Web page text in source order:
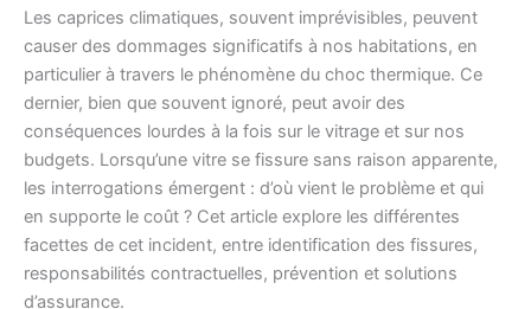
Les caprices climatiques, souvent imprévisibles, peuvent
causer des dommages significatifs à nos habitations, en
particulier à travers le phénomène du choc thermique. Ce
dernier, bien que souvent ignoré, peut avoir des
conséquences lourdes à la fois sur le vitrage et sur nos
budgets. Lorsqu’une vitre se fissure sans raison apparente,
les interrogations émergent : d’où vient le problème et qui
en supporte le coût ? Cet article explore les différentes
facettes de cet incident, entre identification des fissures,
responsabilités contractuelles, prévention et solutions
d’assurance.